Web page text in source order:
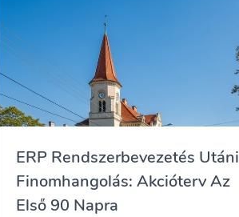
ERP Rendszerbevezetés Utáni
Finomhangolás: Akcióterv Az
Első 90 Napra